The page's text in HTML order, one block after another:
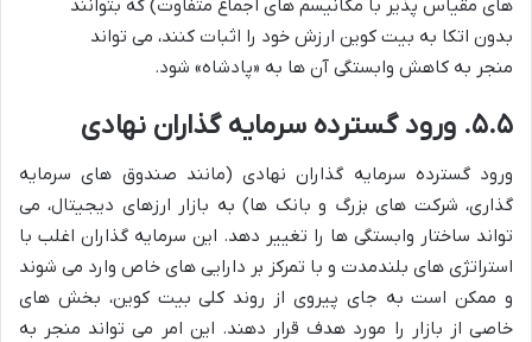
های مقیاس پذیر با مکانیسم های اجماع متفاوت) که بتوانند
بدون اتکا به بیت کوین ارزش خود را اثبات کنند، می تواند
منجر به کاهش وابستگی آن ها به «پادشاه» شود.
۵.۵. ورود گسترده سرمایه گذاران نهادی
ورود گسترده سرمایه گذاران نهادی (مانند صندوق های سرمایه
گذاری، شرکت های بزرگ و بانک ها) به بازار ارزهای دیجیتال، می
تواند ساختار وابستگی ها را تغییر دهد. این سرمایه گذاران اغلب با
استراتژی های بلندمدت و با تمرکز بر دارایی های خاص وارد می شوند
و ممکن است به جای پیروی از روند کلی بیت کوین، بخش های
خاصی از بازار را مورد هدف قرار دهند. این امر می تواند منجر به